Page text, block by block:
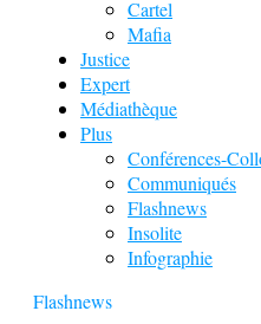
Cartel
Mafia
Justice
Expert
Médiathèque
Plus
Conférences-
Communiqués
Flashnews
Insolite
Infographie
Flashnews